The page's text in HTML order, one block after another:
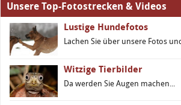
Unsere Top-Fotostrecken & Videos
Lustige Hundefotos
Lachen Sie über unsere Fotos
Witzige Tierbilder
Da werden Sie Augen machen...